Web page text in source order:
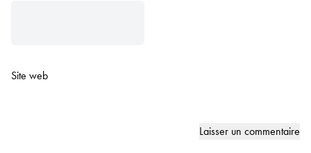
Site web